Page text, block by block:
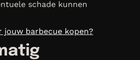
schade kunnen
jouw barbecue kopen?